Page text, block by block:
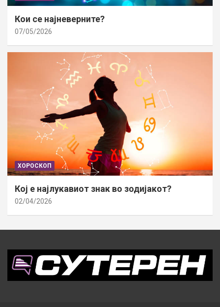
Кои се најневерните?
07/05/2026
ХОРОСКОП
Кој е најлукавиот знак во зодијакот?
02/04/2026